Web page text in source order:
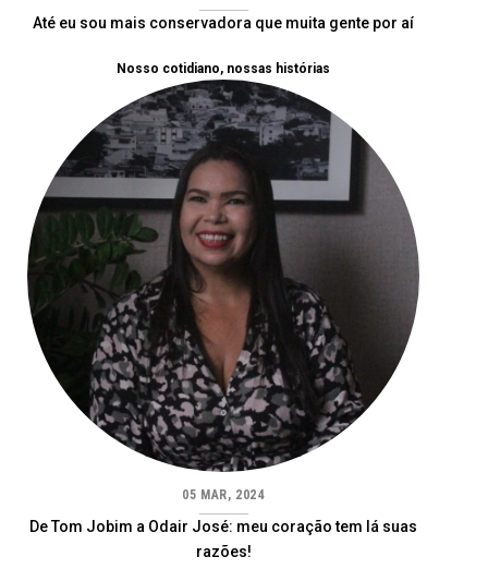
Até eu sou mais conservadora que muita gente por aí
Nosso cotidiano, nossas histórias
05 MAR, 2024
De Tom Jobim a Odair José: meu coração tem lá suas
razões!